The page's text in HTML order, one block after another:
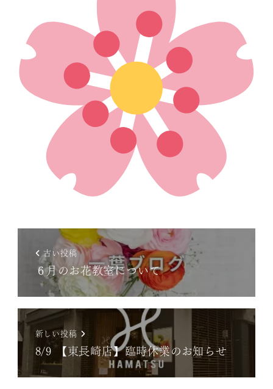
古い投稿
６月のお花教室について
新しい投稿
8/9 【東長崎店】臨時休業のお知らせ